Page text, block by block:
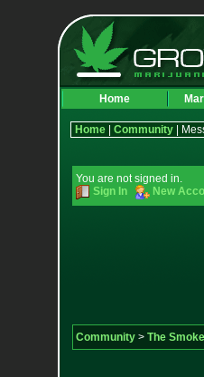
Home
Home| Community|
You are not signed in.
Sign In
New
Community> The